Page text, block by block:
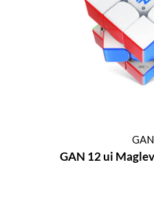
GAN
GAN 12 ui